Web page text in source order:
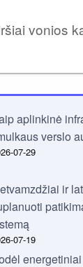
vonios
aplinkinė
verslo
07-29
ir
07-19